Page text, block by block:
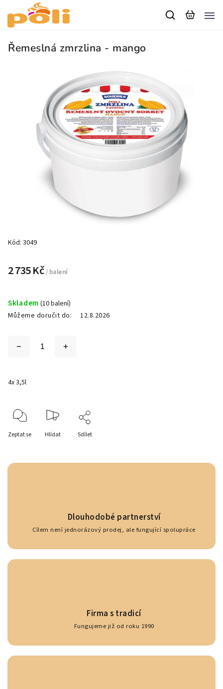
Řemeslná zmrzlina - mango
Kód: 3049
2 735 Kč/ balení
Skladem (10 balení)
Můžeme doručit do:
12.8.2026
4x 3,5l
Zeptat se Hlídat Sdílet
Dlouhodobé partnerství
Cílem není jednorázový prodej, ale fungující spolupráce
Firma s tradicí
Fungujeme již od roku 1990